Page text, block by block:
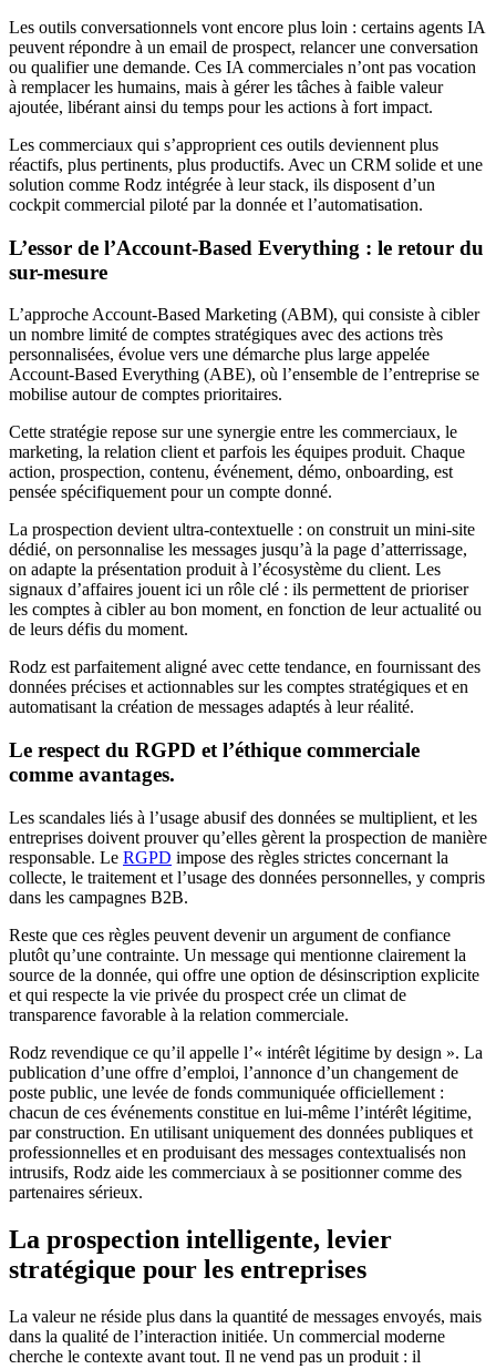
Les outils conversationnels vont encore plus loin : certains agents IA
peuvent répondre à un email de prospect, relancer une conversation
ou qualifier une demande. Ces IA commerciales n’ont pas vocation
à remplacer les humains, mais à gérer les tâches à faible valeur
ajoutée, libérant ainsi du temps pour les actions à fort impact.
Les commerciaux qui s’approprient ces outils deviennent plus
réactifs, plus pertinents, plus productifs. Avec un CRM solide et une
solution comme Rodz intégrée à leur stack, ils disposent d’un
cockpit commercial piloté par la donnée et l’automatisation.
L’essor de l’Account-Based Everything : le retour du
sur-mesure
L’approche Account-Based Marketing (ABM), qui consiste à cibler
un nombre limité de comptes stratégiques avec des actions très
personnalisées, évolue vers une démarche plus large appelée
Account-Based Everything (ABE), où l’ensemble de l’entreprise se
mobilise autour de comptes prioritaires.
Cette stratégie repose sur une synergie entre les commerciaux, le
marketing, la relation client et parfois les équipes produit. Chaque
action, prospection, contenu, événement, démo, onboarding, est
pensée spécifiquement pour un compte donné.
La prospection devient ultra-contextuelle : on construit un mini-site
dédié, on personnalise les messages jusqu’à la page d’atterrissage,
on adapte la présentation produit à l’écosystème du client. Les
signaux d’affaires jouent ici un rôle clé : ils permettent de prioriser
les comptes à cibler au bon moment, en fonction de leur actualité ou
de leurs défis du moment.
Rodz est parfaitement aligné avec cette tendance, en fournissant des
données précises et actionnables sur les comptes stratégiques et en
automatisant la création de messages adaptés à leur réalité.
Le respect du RGPD et l’éthique commerciale
comme avantages.
Les scandales liés à l’usage abusif des données se multiplient, et les
entreprises doivent prouver qu’elles gèrent la prospection de manière
responsable. Le RGPD impose des règles strictes concernant la
collecte, le traitement et l’usage des données personnelles, y compris
dans les campagnes B2B.
Reste que ces règles peuvent devenir un argument de confiance
plutôt qu’une contrainte. Un message qui mentionne clairement la
source de la donnée, qui offre une option de désinscription explicite
et qui respecte la vie privée du prospect crée un climat de
transparence favorable à la relation commerciale.
Rodz revendique ce qu’il appelle l’« intérêt légitime by design ». La
publication d’une offre d’emploi, l’annonce d’un changement de
poste public, une levée de fonds communiquée officiellement :
chacun de ces événements constitue en lui-même l’intérêt légitime,
par construction. En utilisant uniquement des données publiques et
professionnelles et en produisant des messages contextualisés non
intrusifs, Rodz aide les commerciaux à se positionner comme des
partenaires sérieux.
La prospection intelligente, levier
stratégique pour les entreprises
La valeur ne réside plus dans la quantité de messages envoyés, mais
dans la qualité de l’interaction initiée. Un commercial moderne
cherche le contexte avant tout. Il ne vend pas un produit : il